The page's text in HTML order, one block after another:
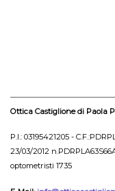
Ottica Castiglione di Paola
P.I.: 03195421205 -
23/03/2012
optometristi 1735